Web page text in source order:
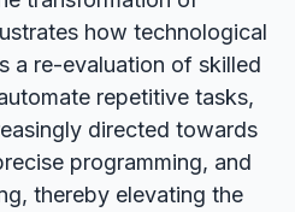
how technological
a re-evaluation of skilled
repetitive tasks,
directed towards
programming, and
thereby elevating the